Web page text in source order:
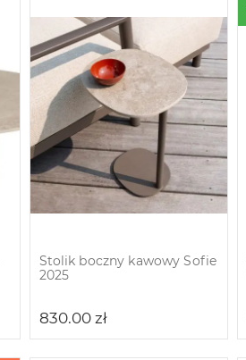
Stolik boczny kawowy Sofie
2025
830.00 zł